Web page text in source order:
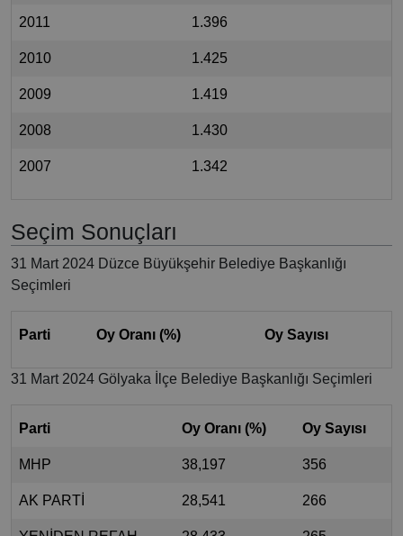
2011 1.396
2010 1.425
2009 1.419
2008 1.430
2007 1.342
Seçim Sonuçları
31 Mart 2024 Düzce Büyükşehir Belediye Başkanlığı
Seçimleri
Parti Oy Oranı (%) Oy Sayısı
31 Mart 2024 Gölyaka İlçe Belediye Başkanlığı Seçimleri
Parti Oy Oranı (%) Oy Sayısı
MHP 38,197 356
AK PARTİ 28,541 266